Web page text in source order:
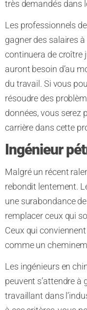
très demandés dans
Les professionnels
gagner des salaires
continuera de croître
auront besoin d’au
du travail. Si vous
résoudre des
données, vous serez
carrière dans cette
Ingénieur
Malgré un récent
rebondit lentement.
une surabondance
remplacer ceux qui
Ceux qui
comme un
Les ingénieurs en
peuvent s’attendre à
travaillant dans